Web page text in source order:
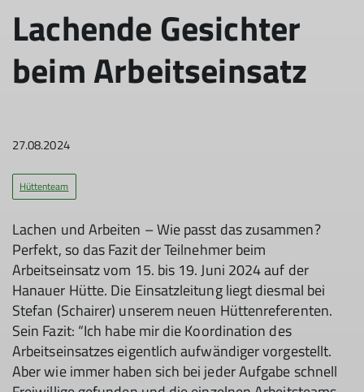
Lachende Gesichter
beim Arbeitseinsatz
27.08.2024
Hüttenteam
Lachen und Arbeiten – Wie passt das zusammen?
Perfekt, so das Fazit der Teilnehmer beim
Arbeitseinsatz vom 15. bis 19. Juni 2024 auf der
Hanauer Hütte. Die Einsatzleitung liegt diesmal bei
Stefan (Schairer) unserem neuen Hüttenreferenten.
Sein Fazit: “Ich habe mir die Koordination des
Arbeitseinsatzes eigentlich aufwändiger vorgestellt.
Aber wie immer haben sich bei jeder Aufgabe schnell